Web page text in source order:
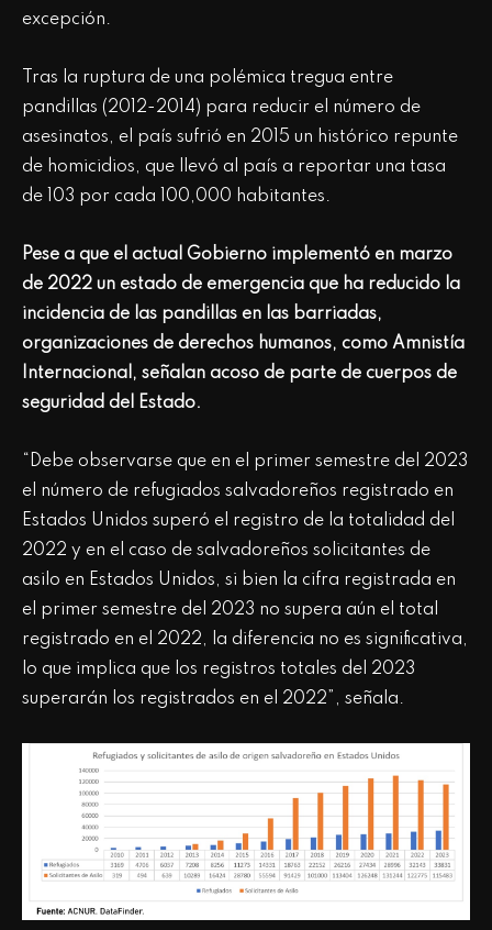
excepción.
Tras la ruptura de una polémica tregua entre
pandillas (2012-2014) para reducir el número de
asesinatos, el país sufrió en 2015 un histórico repunte
de homicidios, que llevó al país a reportar una tasa
de 103 por cada 100,000 habitantes.
Pese a que el actual Gobierno implementó en marzo
de 2022 un estado de emergencia que ha reducido la
incidencia de las pandillas en las barriadas,
organizaciones de derechos humanos, como Amnistía
Internacional, señalan acoso de parte de cuerpos de
seguridad del Estado.
“Debe observarse que en el primer semestre del 2023
el número de refugiados salvadoreños registrado en
Estados Unidos superó el registro de la totalidad del
2022 y en el caso de salvadoreños solicitantes de
asilo en Estados Unidos, si bien la cifra registrada en
el primer semestre del 2023 no supera aún el total
registrado en el 2022, la diferencia no es significativa,
lo que implica que los registros totales del 2023
superarán los registrados en el 2022”, señala.